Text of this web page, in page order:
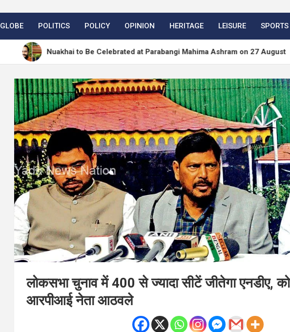
GLOBE POLITICS POLICY OPINION HERITAGE LEISURE SPORTS
Nuakhai to Be Celebrated at Parabangi Mahima Ashram on 27 August
लोकसभा चुनाव में 400 से ज्यादा सीटें जीतेगा एनडीए,
आरपीआई नेता आठवले